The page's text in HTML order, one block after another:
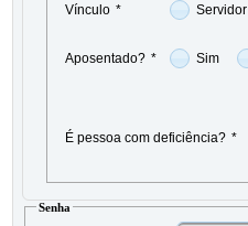
Vínculo * Servidor
Aposentado? * Sim
É pessoa com deficiência? *
Senha